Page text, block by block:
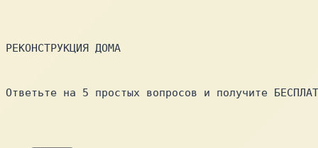
РЕКОНСТРУКЦИЯ ДОМА
Ответьте на 5 простых вопросов и получите